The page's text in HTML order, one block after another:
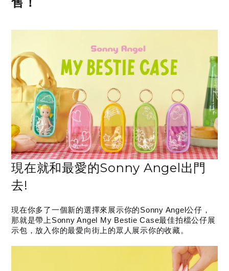
現在就和最愛的Sonny Angel出門
去!
現在你多了一個新的選擇來展示你的Sonny Angel公仔，
那就是帶上Sonny Angel My Bestie Case最佳拍檔公仔展
示包，放入你的最愛向街上的眾人展示你的收藏。